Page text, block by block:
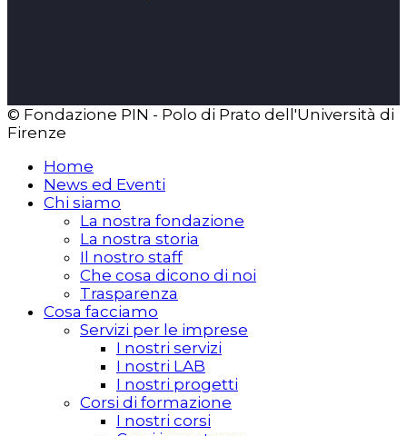
© Fondazione PIN - Polo di Prato dell'Università di
Firenze
Home
News ed Eventi
Chi siamo
La nostra fondazione
La nostra storia
Il nostro staff
Che cosa dicono di noi
Trasparenza
Cosa facciamo
Servizi per le imprese
I nostri servizi
I nostri LAB
I nostri progetti
Corsi di formazione
I nostri corsi